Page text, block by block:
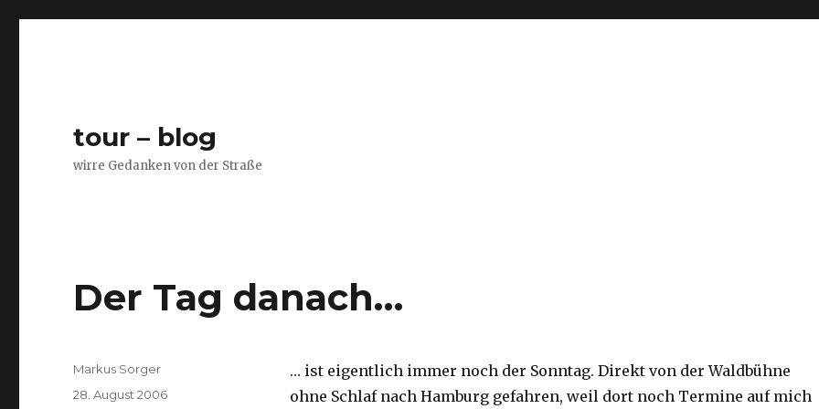
tour – blog
wirre Gedanken von der Straße
Der Tag danach…
… ist eigentlich immer noch der Sonntag. Direkt von der Waldbühne
ohne Schlaf nach Hamburg gefahren, weil dort noch Termine auf mich
Autor
Markus Sorger
Veröffentlicht
28. August 2006